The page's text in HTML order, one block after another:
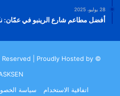
28 يوليو، 2025
أفضل مطاعم شارع الرينبو في عمّان:
© Copyright 2026, All Rights Reserved | Proudly Hosted by
اتفاقية الاستخدام
سياسة